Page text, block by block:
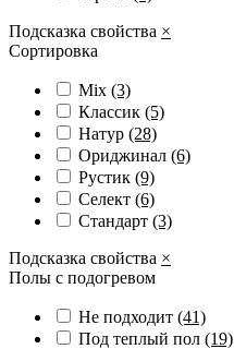
Подсказка свойства ×
Сортировка
Mix (3)
Классик (5)
Натур (28)
Ориджинал (6)
Рустик (9)
Селект (6)
Стандарт (3)
Подсказка свойства ×
Полы с подогревом
Не подходит (41)
Под теплый пол (19)